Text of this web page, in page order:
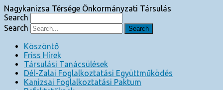
Nagykanizsa Térsége Önkormányzati Társulás
Search
Search
Köszöntő
Friss Hírek
Társulási Tanácsülések
Dél-Zalai Foglalkoztatási Együttműködés
Kanizsai Foglalkoztatási Paktum